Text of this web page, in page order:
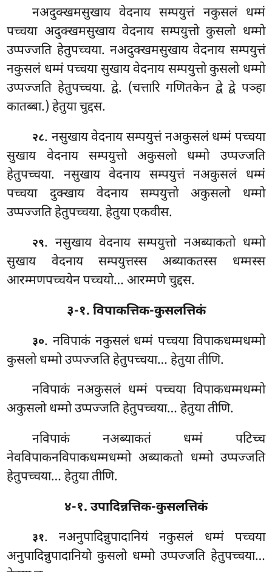
नअदुक्खमसुखाय वेदनाय सम्पयुत्तं नकुसलं धम्मं
पच्चया अदुक्खमसुखाय वेदनाय सम्पयुत्तो कुसलो धम्मो
उप्पज्जति हेतुपच्चया. नअदुक्खमसुखाय वेदनाय सम्पयुत्तं
नकुसलं धम्मं पच्चया सुखाय वेदनाय सम्पयुत्तो कुसलो धम्मो
उप्पज्जति हेतुपच्चया. द्वे. (चत्तारि गणितकेन द्वे द्वे पञ्हा
कातब्बा.) हेतुया चुद्दस.
२८. नसुखायवेदनाय सम्पयुत्तं नअकुसलं धम्मं पच्चया
सुखाय वेदनाय सम्पयुत्तो अकुसलो धम्मो उप्पज्जति
हेतुपच्चया. नसुखाय वेदनाय सम्पयुत्तं नअकुसलं धम्मं
पच्चया दुक्खाय वेदनाय सम्पयुत्तो अकुसलो धम्मो
उप्पज्जति हेतुपच्चया. हेतुया एकवीस.
२९. नसुखायवेदनाय सम्पयुत्तो नअब्याकतो धम्मो
सुखाय वेदनाय सम्पयुत्तस्स अब्याकतस्स धम्मस्स
आरम्मणपच्चयेन पच्चयो… आरम्मणे चुद्दस.
३-१. विपाकत्तिक-कुसलत्तिकं
३०. नविपाकं नकुसलं धम्मं पच्चया विपाकधम्मधम्मो
कुसलो धम्मो उप्पज्जति हेतुपच्चया… हेतुया तीणि.
नविपाकं नअकुसलं धम्मं पच्चया विपाकधम्मधम्मो
अकुसलो धम्मो उप्पज्जति हेतुपच्चया… हेतुया तीणि.
नविपाकं नअब्याकतं धम्मं पटिच्च
नेवविपाकनविपाकधम्मधम्मो अब्याकतो धम्मो उप्पज्जति
हेतुपच्चया… हेतुया तीणि.
४-१. उपादिन्नत्तिक-कुसलत्तिकं
३१. नअनुपादिन्नुपादानियंनकुसलं धम्मं पच्चया
अनुपादिन्नुपादानियो कुसलो धम्मो उप्पज्जति हेतुपच्चया…